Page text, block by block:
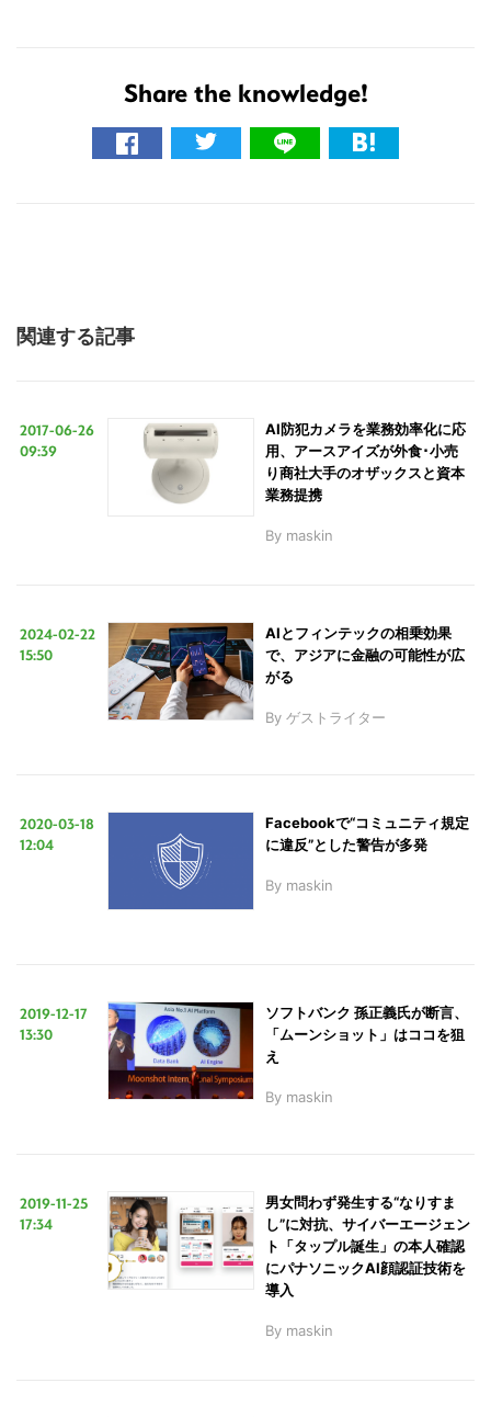
Share the knowledge!
関連する記事
2017-06-26
09:39
AI防犯カメラを業務効率化に応
用、アースアイズが外食･小売
り商社大手のオザックスと資本
業務提携
By maskin
2024-02-22
15:50
AIとフィンテックの相乗効果
で、アジアに金融の可能性が広
がる
By ゲストライター
2020-03-18
12:04
Facebookで“コミュニティ規定
に違反”とした警告が多発
By maskin
2019-12-17
13:30
ソフトバンク 孫正義氏が断言、
「ムーンショット」はココを狙
え
By maskin
2019-11-25
17:34
男女問わず発生する“なりすま
し”に対抗、サイバーエージェン
ト「タップル誕生」の本人確認
にパナソニックAI顔認証技術を
導入
By maskin